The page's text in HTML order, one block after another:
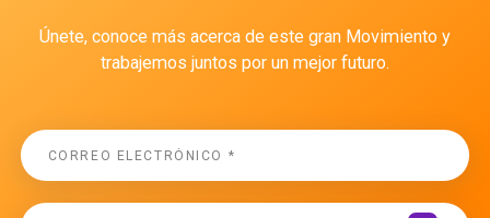
Únete, conoce más acerca de este gran Movimiento y
trabajemos juntos por un mejor futuro.